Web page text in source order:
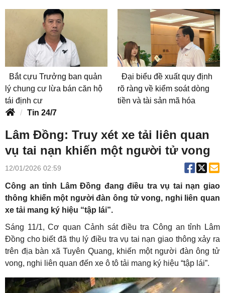
Bắt cựu Trưởng ban quản
lý chung cư lừa bán căn hộ
tái định cư
Đại biểu đề xuất quy định
rõ ràng về kiểm soát dòng
tiền và tài sản mã hóa
Tin 24/7
Lâm Đồng: Truy xét xe tải liên quan
vụ tai nạn khiến một người tử vong
12/01/2026 02:59
Công an tỉnh Lâm Đồng đang điều tra vụ tai nạn giao
thông khiến một người đàn ông tử vong, nghi liên quan
xe tải mang ký hiệu “tập lái”.
Sáng 11/1, Cơ quan Cảnh sát điều tra Công an tỉnh Lâm
Đồng cho biết đã thụ lý điều tra vụ tai nạn giao thông xảy ra
trên địa bàn xã Tuyên Quang, khiến một người đàn ông tử
vong, nghi liên quan đến xe ô tô tải mang ký hiệu “tập lái”.